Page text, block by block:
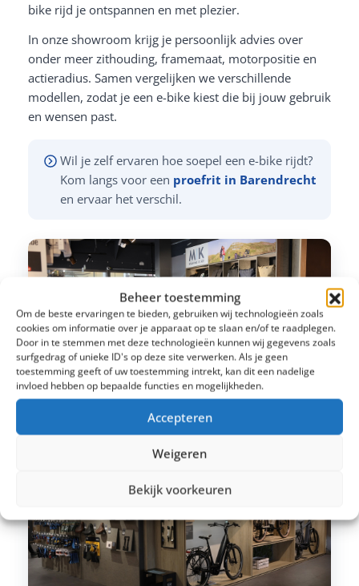
Beheer toestemming
Om de beste ervaringen te bieden, gebruiken wij technologieën zoals
cookies om informatie over je apparaat op te slaan en/of te raadplegen.
Door in te stemmen met deze technologieën kunnen wij gegevens zoals
surfgedrag of unieke ID's op deze site verwerken. Als je geen
toestemming geeft of uw toestemming intrekt, kan dit een nadelige
invloed hebben op bepaalde functies en mogelijkheden.
Accepteren
Weigeren
Bekijk voorkeuren
bike rijd je ontspannen en met plezier.
In onze showroom krijg je persoonlijk advies over
onder meer zithouding, framemaat, motorpositie en
actieradius. Samen vergelijken we verschillende
modellen, zodat je een e-bike kiest die bij jouw gebruik
en wensen past.
Wil je zelf ervaren hoe soepel een e-bike rijdt?
Kom langs voor een proefrit in Barendrecht
en ervaar het verschil.